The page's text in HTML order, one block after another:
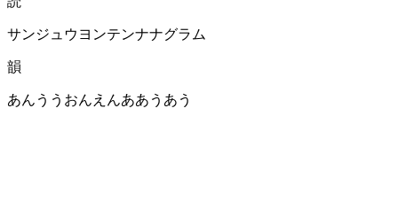
サンジュウヨンテンナナグラム
韻
あんううおんえんああうあう